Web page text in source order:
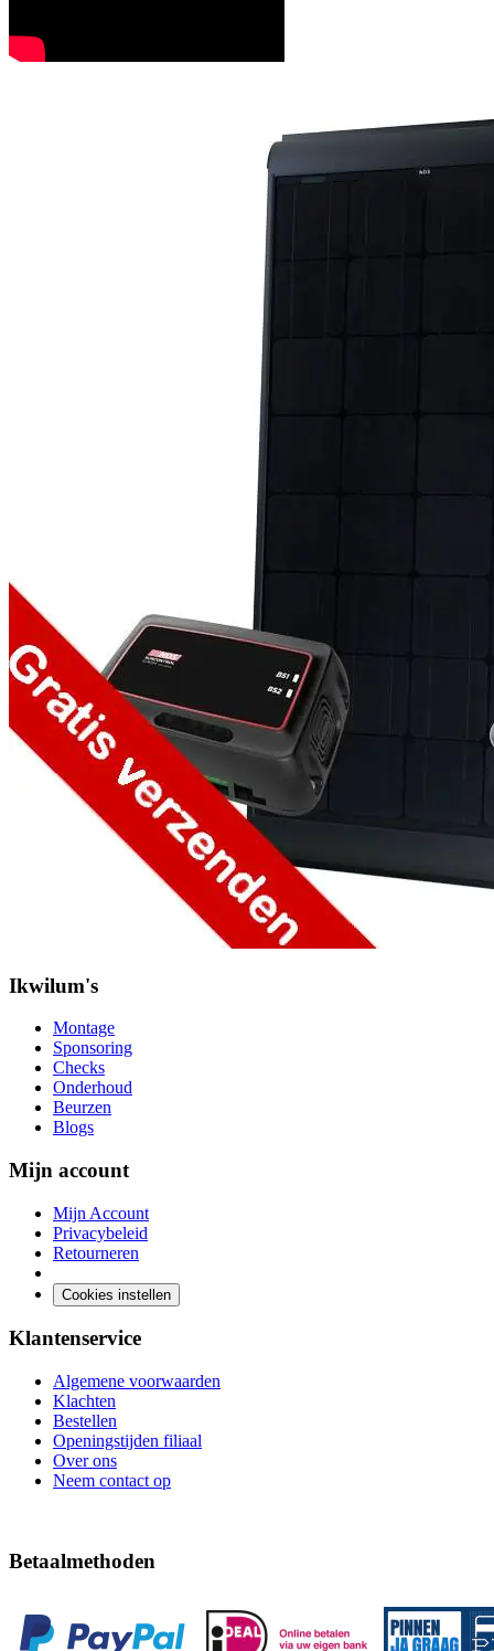
Ikwilum's
Montage
Sponsoring
Checks
Onderhoud
Beurzen
Blogs
Mijn account
Mijn Account
Privacybeleid
Retourneren
Cookies instellen
Klantenservice
Algemene voorwaarden
Klachten
Bestellen
Openingstijden filiaal
Over ons
Neem contact op
Betaalmethoden